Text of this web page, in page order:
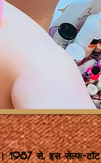
से, इस सेल्फ-टॉट